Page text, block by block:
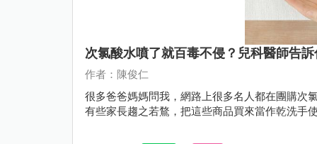
次氯酸水噴了就百毒不侵？兒科醫師告
作者：陳俊仁
很多爸爸媽媽問我，網路上很多名人都在團購次
有些家長趨之若鶩，把這些商品買來當作乾洗手